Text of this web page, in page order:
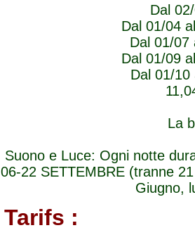
Dal
Dal 01/04
Dal 01/07
Dal 01/09
Dal 01/10
La
Suono e Luce: Ogni notte
06-22 SETTEMBRE (tranne
Giugno,
Tarifs :